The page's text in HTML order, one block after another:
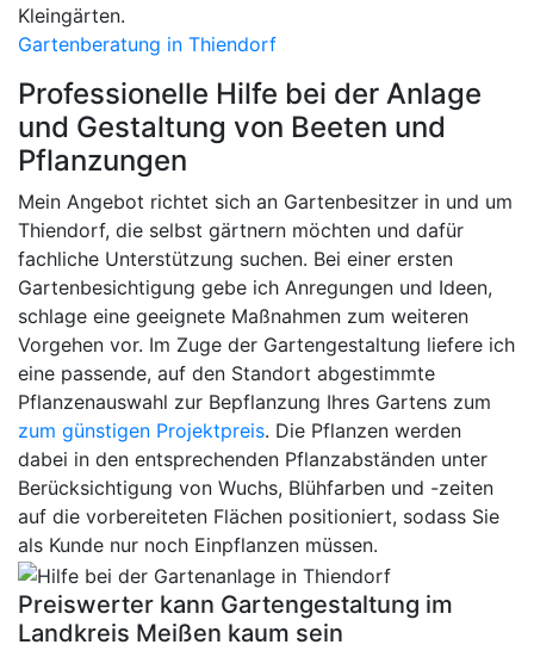
Kleingärten.
Gartenberatung in Thiendorf
Professionelle Hilfe bei der Anlage
und Gestaltung von Beeten und
Pflanzungen
Mein Angebot richtet sich an Gartenbesitzer in und um
Thiendorf, die selbst gärtnern möchten und dafür
fachliche Unterstützung suchen. Bei einer ersten
Gartenbesichtigung gebe ich Anregungen und Ideen,
schlage eine geeignete Maßnahmen zum weiteren
Vorgehen vor. Im Zuge der Gartengestaltung liefere ich
eine passende, auf den Standort abgestimmte
Pflanzenauswahl zur Bepflanzung Ihres Gartens zum
zum günstigen Projektpreis. Die Pflanzen werden
dabei in den entsprechenden Pflanzabständen unter
Berücksichtigung von Wuchs, Blühfarben und -zeiten
auf die vorbereiteten Flächen positioniert, sodass Sie
als Kunde nur noch Einpflanzen müssen.
Preiswerter kann Gartengestaltung im
Landkreis Meißen kaum sein